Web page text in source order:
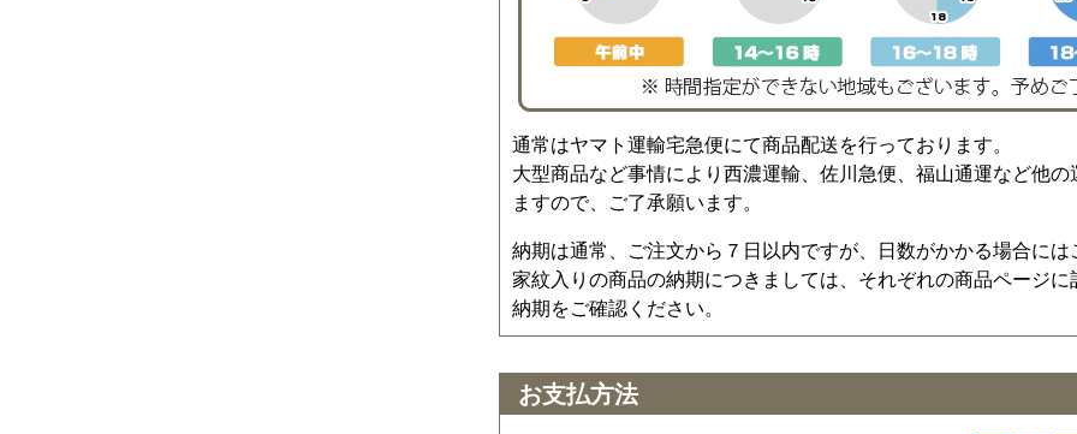
通常はヤマト運輸宅急便にて商品配送を行っております。
大型商品など事情により西濃運輸、佐川急便、福山通運など他
ますので、ご了承願います。
納期は通常、ご注文から７日以内ですが、日数がかかる場合に
家紋入りの商品の納期につきましては、それぞれの商品ページ
納期をご確認ください。
お支払方法